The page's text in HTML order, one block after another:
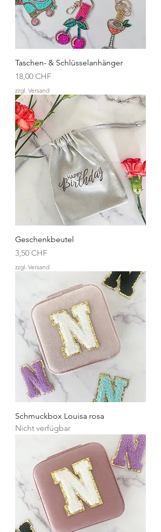
Taschen- & Schlüsselanhänger
Preis
18,00 CHF
zzgl. Versand
Geschenkbeutel
Preis
3,50 CHF
zzgl. Versand
Schmuckbox Louisa rosa
Nicht verfügbar